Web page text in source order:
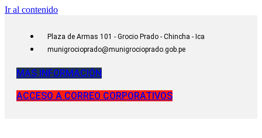
Ir al contenido
Plaza de Armas 101 - Grocio Prado - Chincha - Ica
munigrocioprado@munigrocioprado.gob.pe
MAS INFORMACIÓN
ACCESO A CORREO CORPORATIVOS